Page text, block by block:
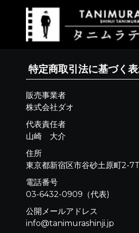
特定商取引法に基づく
販売事業者
株式会社ダオ
代表責任者
山崎 大介
住所
東京都新宿区市谷砂土原町2-
電話番号
03-6432-0909（代表)
公開メールアドレス
info@tanimurashinji.jp